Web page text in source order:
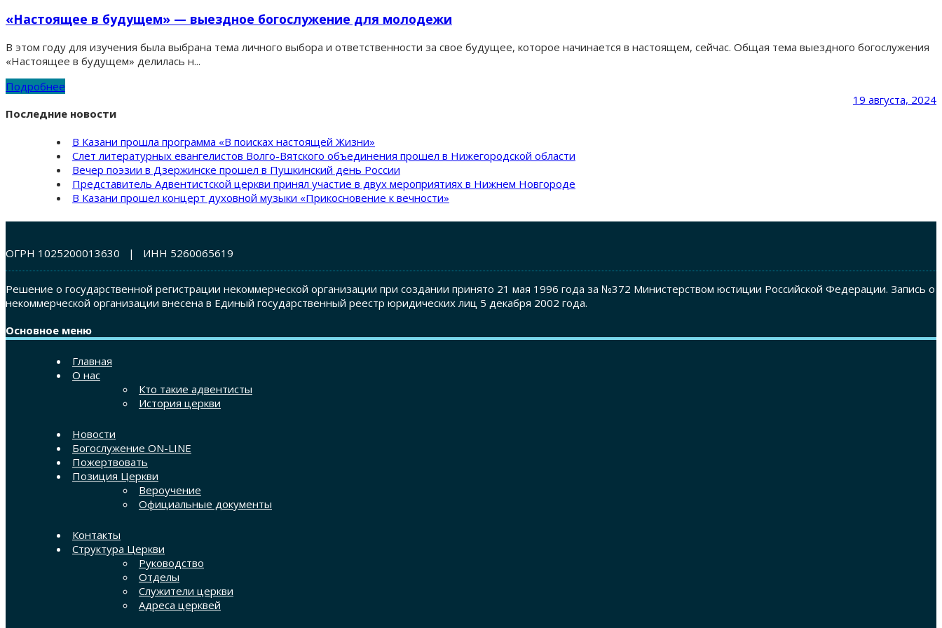
«Настоящее в будущем» — выездное богослужение для молодежи
В этом году для изучения была выбрана тема личного выбора и ответственности за свое будущее, которое начинается в настоящем, сейчас. Общая тема выездного богослужения
«Настоящее в будущем» делилась н...
Подробнее
19 августа, 2024
Последние новости
В Казани прошла программа «В поисках настоящей Жизни»
Слет литературных евангелистов Волго-Вятского объединения прошел в Нижегородской области
Вечер поэзии в Дзержинске прошел в Пушкинский день России
Представитель Адвентистской церкви принял участие в двух мероприятиях в Нижнем Новгороде
В Казани прошел концерт духовной музыки «Прикосновение к вечности»
ОГРН 1025200013630 | ИНН 5260065619
Решение о государственной регистрации некоммерческой организации при создании принято 21 мая 1996 года за №372 Министерством юстиции Российской Федерации. Запись о
некоммерческой организации внесена в Единый государственный реестр юридических лиц 5 декабря 2002 года.
Основное меню
Главная
О нас
Кто такие адвентисты
История церкви
Новости
Богослужение ON-LINE
Пожертвовать
Позиция Церкви
Вероучение
Официальные документы
Контакты
Структура Церкви
Руководство
Отделы
Служители церкви
Адреса церквей